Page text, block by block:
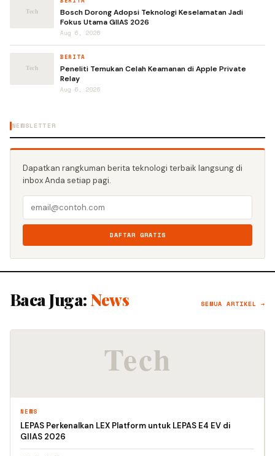
Bosch Dorong Adopsi Teknologi Keselamatan Jadi
Fokus Utama GIIAS 2026
Aug 6, 2026
BERITA
Peneliti Temukan Celah Keamanan di Apple Private
Relay
Aug 6, 2026
NEWSLETTER
Dapatkan rangkuman berita teknologi terbaik langsung di
inbox Anda setiap pagi.
DAFTAR GRATIS
Baca Juga: News SEMUA ARTIKEL →
NEWS
LEPAS Perkenalkan LEX Platform untuk LEPAS E4 EV di
GIIAS 2026